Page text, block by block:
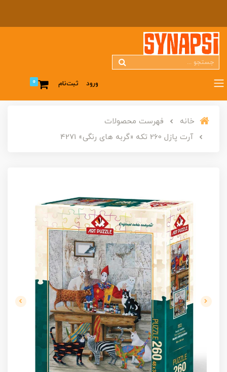
ورود ثبت‌نام 0
خانه
فهرست محصولات
آرت پازل 260 تکه «گربه های رنگی» 4271